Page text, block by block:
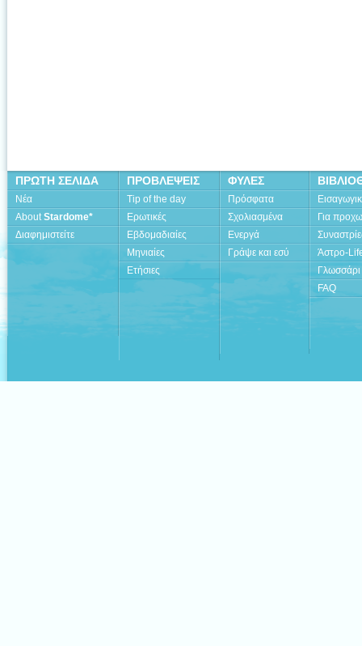
ΠΡΩΤΗ ΣΕΛΙΔΑ
Νέα
AboutStardome*
Διαφημιστείτε
ΠΡΟΒΛΕΨΕΙΣ
Tip of the day
Ερωτικές
Εβδομαδιαίες
Μηνιαίες
Ετήσιες
ΦΥΛΕΣ
Πρόσφατα
Σχολιασμένα
Ενεργά
Γράψε και εσύ
Για
Άστρο-
Γλωσσάρι
FAQ